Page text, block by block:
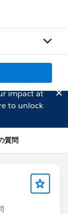
impact at
to unlock
質問